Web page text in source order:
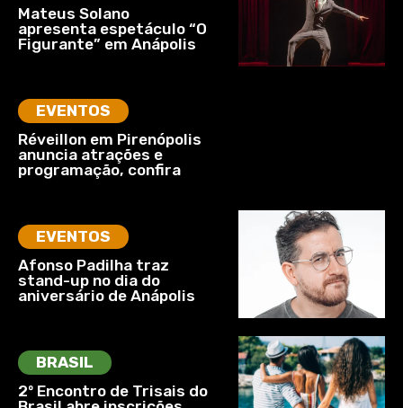
Mateus Solano
apresenta espetáculo “O
Figurante” em Anápolis
EVENTOS
Réveillon em Pirenópolis
anuncia atrações e
programação, confira
EVENTOS
Afonso Padilha traz
stand-up no dia do
aniversário de Anápolis
BRASIL
2º Encontro de Trisais do